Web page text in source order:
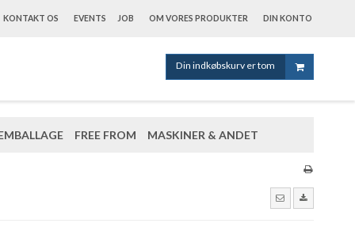
KONTAKT OS EVENTS JOB OM VORES PRODUKTER DIN KONTO
Din indkøbskurv er tom
FREE FROM MASKINER & ANDET